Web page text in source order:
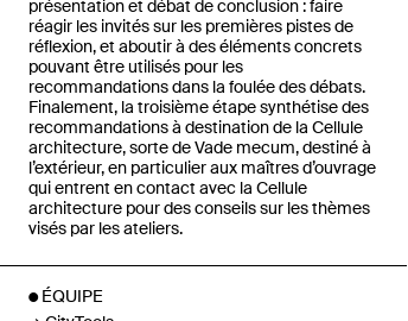
présentation et débat de conclusion : faire
réagir les invités sur les premières pistes de
réflexion, et aboutir à des éléments concrets
pouvant être utilisés pour les
recommandations dans la foulée des débats.
Finalement, la troisième étape synthétise des
recommandations à destination de la Cellule
architecture, sorte de Vade mecum, destiné à
l’extérieur, en particulier aux maîtres d’ouvrage
qui entrent en contact avec la Cellule
architecture pour des conseils sur les thèmes
visés par les ateliers.
ÉQUIPE